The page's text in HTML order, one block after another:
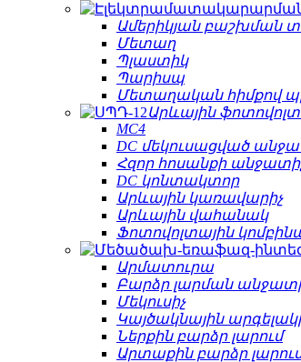
Ամերիկյան բաշխման
Մետաղ
Պլաստիկ
Պարիսպ
Մետաղական հիմքով
Արևային
MC4
DC մեկուսացված
Հզոր հոսանքի
DC կոնտակտոր
Արևային կառավարիչ
Արևային վահանակ
Ֆոտովոլտային
Արմատուրա
Բարձր լարման
Մեկուսիչ
Կայծակնային
Ներքին բարձր լարում
Արտաքին բարձր